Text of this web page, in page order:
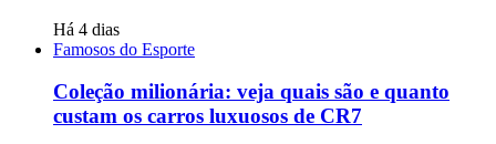
Há 4 dias
Famosos do Esporte
Coleção milionária: veja quais são e quanto
custam os carros luxuosos de CR7